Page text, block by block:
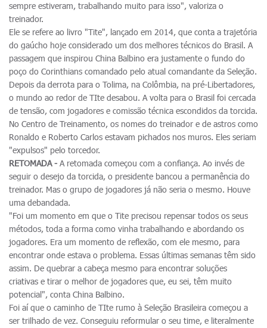
sempre estiveram, trabalhando muito para isso", valoriza o
treinador.
Ele se refere ao livro "Tite", lançado em 2014, que conta a trajetória
do gaúcho hoje considerado um dos melhores técnicos do Brasil. A
passagem que inspirou China Balbino era justamente o fundo do
poço do Corinthians comandado pelo atual comandante da Seleção.
Depois da derrota para o Tolima, na Colômbia, na pré-Libertadores,
o mundo ao redor de TIte desabou. A volta para o Brasil foi cercada
de tensão, com jogadores e comissão técnica escondidos da torcida.
No Centro de Treinamento, os nomes do treinador e de astros como
Ronaldo e Roberto Carlos estavam pichados nos muros. Eles seriam
"expulsos" pelo torcedor.
RETOMADA - A retomada começou com a confiança. Ao invés de
seguir o desejo da torcida, o presidente bancou a permanência do
treinador. Mas o grupo de jogadores já não seria o mesmo. Houve
uma debandada.
"Foi um momento em que o Tite precisou repensar todos os seus
métodos, toda a forma como vinha trabalhando e abordando os
jogadores. Era um momento de reflexão, com ele mesmo, para
encontrar onde estava o problema. Essas últimas semanas têm sido
assim. De quebrar a cabeça mesmo para encontrar soluções
criativas e tirar o melhor de jogadores que, eu sei, têm muito
potencial", conta China Balbino.
Foi aí que o caminho de TIte rumo à Seleção Brasileira começou a
ser trilhado de vez. Conseguiu reformular o seu time, e literalmente